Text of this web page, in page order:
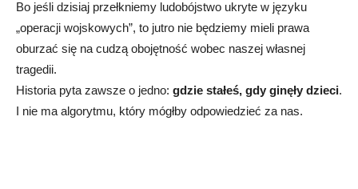
Bo jeśli dzisiaj przełkniemy ludobójstwo ukryte w języku
„operacji wojskowych”, to jutro nie będziemy mieli prawa
oburzać się na cudzą obojętność wobec naszej własnej
tragedii.
Historia pyta zawsze o jedno: gdzie stałeś, gdy ginęły dzieci.
I nie ma algorytmu, który mógłby odpowiedzieć za nas.